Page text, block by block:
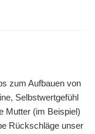
zum Aufbauen von
Selbstwertgefühl
Mutter (im Beispiel)
Rückschläge unser